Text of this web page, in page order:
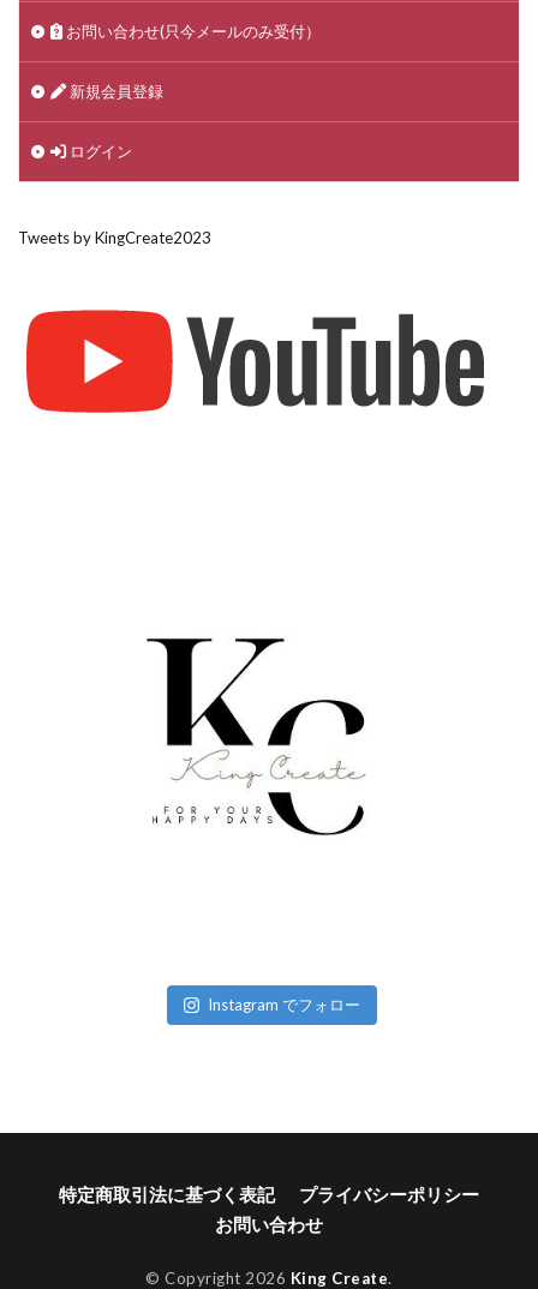
お問い合わせ(只今メールのみ受付）
新規会員登録
ログイン
Tweets by KingCreate2023
Instagram でフォロー
特定商取引法に基づく表記
プライバシーポリシー
お問い合わせ
© Copyright 2026 King Create.